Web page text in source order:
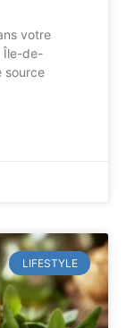
votre
Île-de-
source
LIFESTYLE